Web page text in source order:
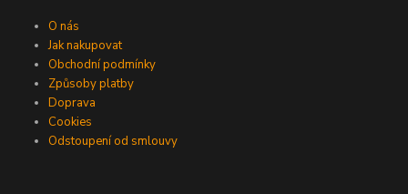
O nás
Jak nakupovat
Obchodní podmínky
Způsoby platby
Doprava
Cookies
Odstoupení od smlouvy